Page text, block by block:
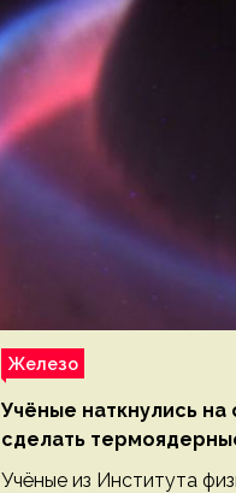
Железо
Учёные наткнулись на
сделать
более компактными
Учёные из Института